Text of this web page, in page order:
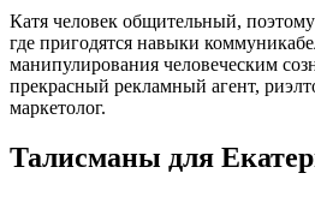
Катя человек общительный,
где пригодятся навыки
манипулирования человеческим
прекрасный рекламный агент,
маркетолог.
Талисманы для